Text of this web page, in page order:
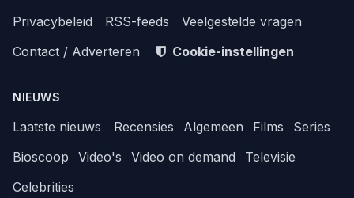
Privacybeleid
RSS-feeds
Veelgestelde vragen
Contact / Adverteren
Cookie-instellingen
NIEUWS
Laatste nieuws Recensies Algemeen Films
Series
Bioscoop
Video's Video on demand
Televisie
Celebrities